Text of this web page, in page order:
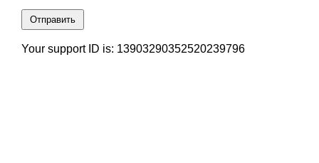
Отправить
Your support ID is: 13903290352520239796